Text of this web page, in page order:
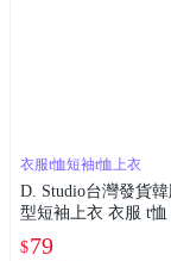
衣服t恤短袖t恤上衣
D. Studio台灣發貨
型短袖上衣 衣服 t恤
$79